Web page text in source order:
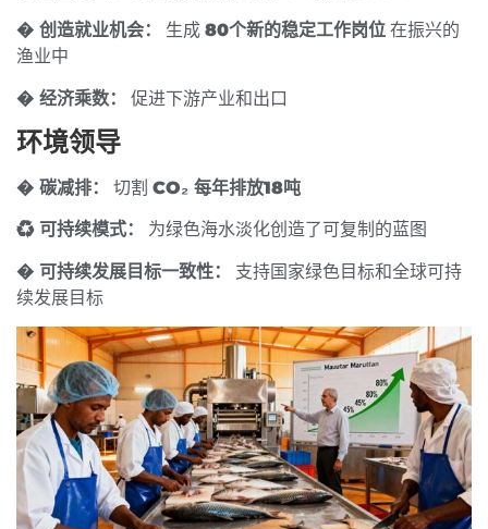
� 创造就业机会： 生成 80个新的稳定工作岗位 在振兴的
渔业中
� 经济乘数： 促进下游产业和出口
环境领导
� 碳减排： 切割 CO₂ 每年排放18吨
♻️ 可持续模式： 为绿色海水淡化创造了可复制的蓝图
� 可持续发展目标一致性：
支持国家绿色目标和全球可持
续发展目标